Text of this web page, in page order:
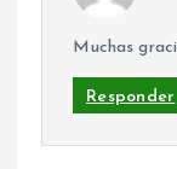
Muchas
Responder